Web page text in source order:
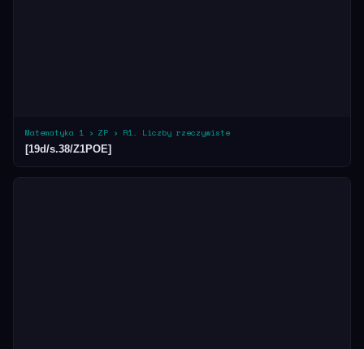
Matematyka 1 › ZP › R1. Liczby rzeczywiste
[19d/s.38/Z1POE]